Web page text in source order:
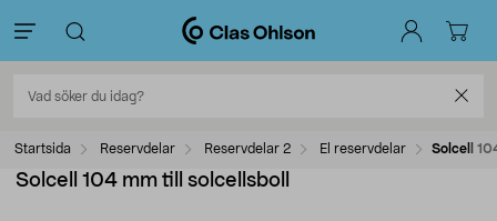
Startsida Reservdelar Reservdelar 2 El reservdelar Solcell
Solcell 104 mm till solcellsboll